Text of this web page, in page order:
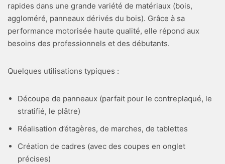
rapides dans une grande variété de matériaux (bois,
aggloméré, panneaux dérivés du bois). Grâce à sa
performance motorisée haute qualité, elle répond aux
besoins des professionnels et des débutants.
Quelques utilisations typiques :
Découpe de panneaux (parfait pour le contreplaqué, le
stratifié, le plâtre)
Réalisation d’étagères, de marches, de tablettes
Création de cadres (avec des coupes en onglet
précises)